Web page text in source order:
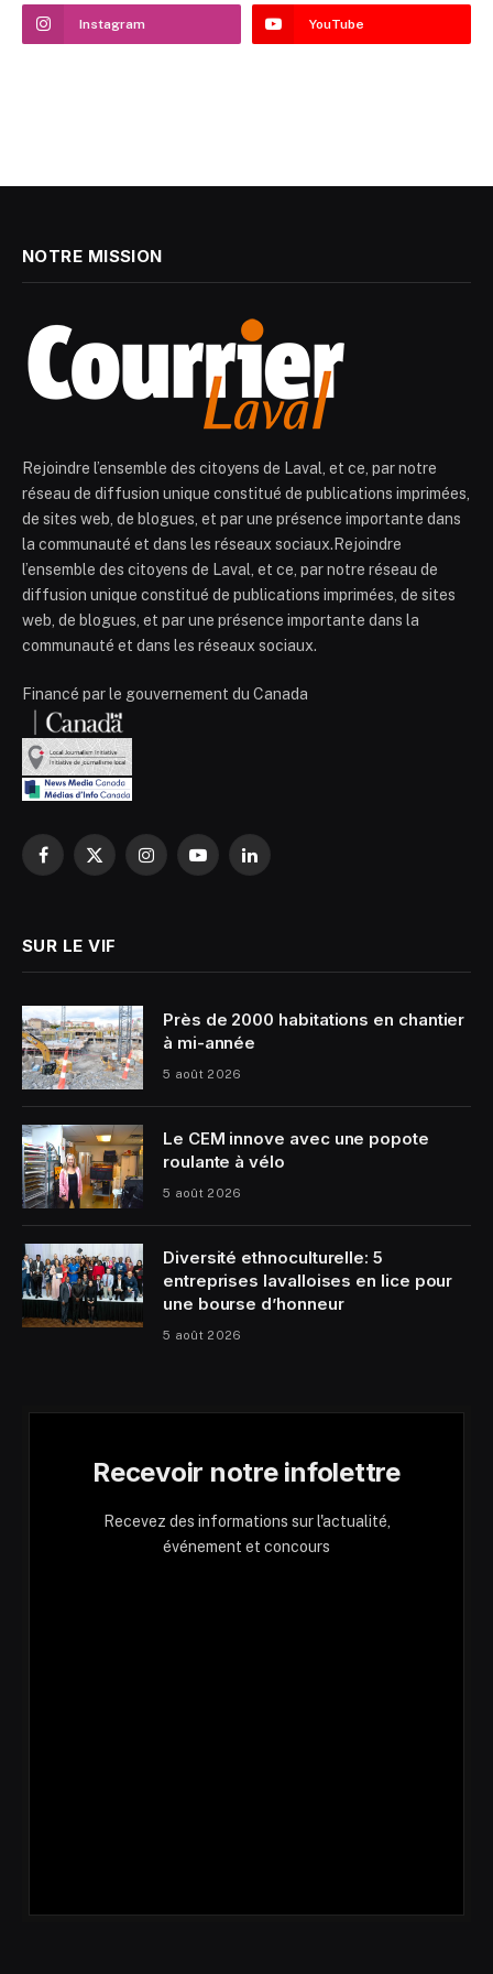
Instagram YouTube
NOTRE MISSION
Rejoindre l’ensemble des citoyens de Laval, et ce, par notre
réseau de diffusion unique constitué de publications imprimées,
de sites web, de blogues, et par une présence importante dans
la communauté et dans les réseaux sociaux.Rejoindre
l’ensemble des citoyens de Laval, et ce, par notre réseau de
diffusion unique constitué de publications imprimées, de sites
web, de blogues, et par une présence importante dans la
communauté et dans les réseaux sociaux.
Financé par le gouvernement du Canada
Facebook
X
InstagramYouTubeLinkedIn
SUR LE VIF
Près de 2000 habitations en chantier
à mi-année
5 août 2026
Le CEM innove avec une popote
roulante à vélo
5 août 2026
Diversité ethnoculturelle: 5
entreprises lavalloises en lice pour
une bourse d’honneur
5 août 2026
Recevoir notre infolettre
Recevez des informations sur l'actualité,
événement et concours